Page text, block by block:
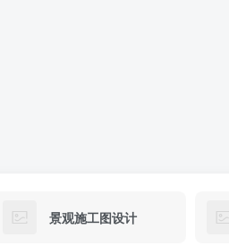
景观施工图设计